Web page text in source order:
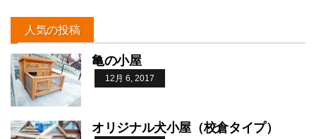
人気の投稿
亀の小屋
12月 6, 2017
オリジナル犬小屋（校倉タイプ）